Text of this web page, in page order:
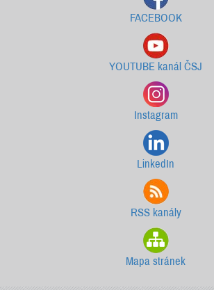
FACEBOOK
YOUTUBE kanál ČSJ
Instagram
LinkedIn
RSS kanály
Mapa stránek